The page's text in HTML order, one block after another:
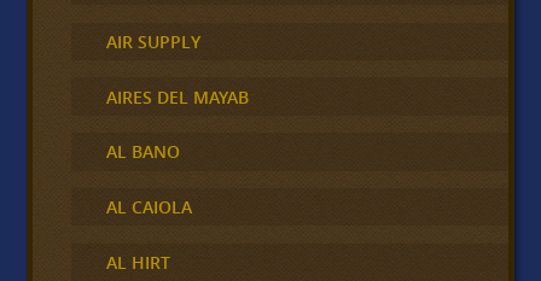
AIR SUPPLY
AIRES DEL MAYAB
AL BANO
AL CAIOLA
AL HIRT